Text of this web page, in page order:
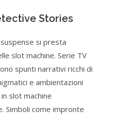
Stories
si presta
slot machine. Serie TV
spunti narrativi ricchi di
e ambientazioni
slot machine
Simboli come impronte